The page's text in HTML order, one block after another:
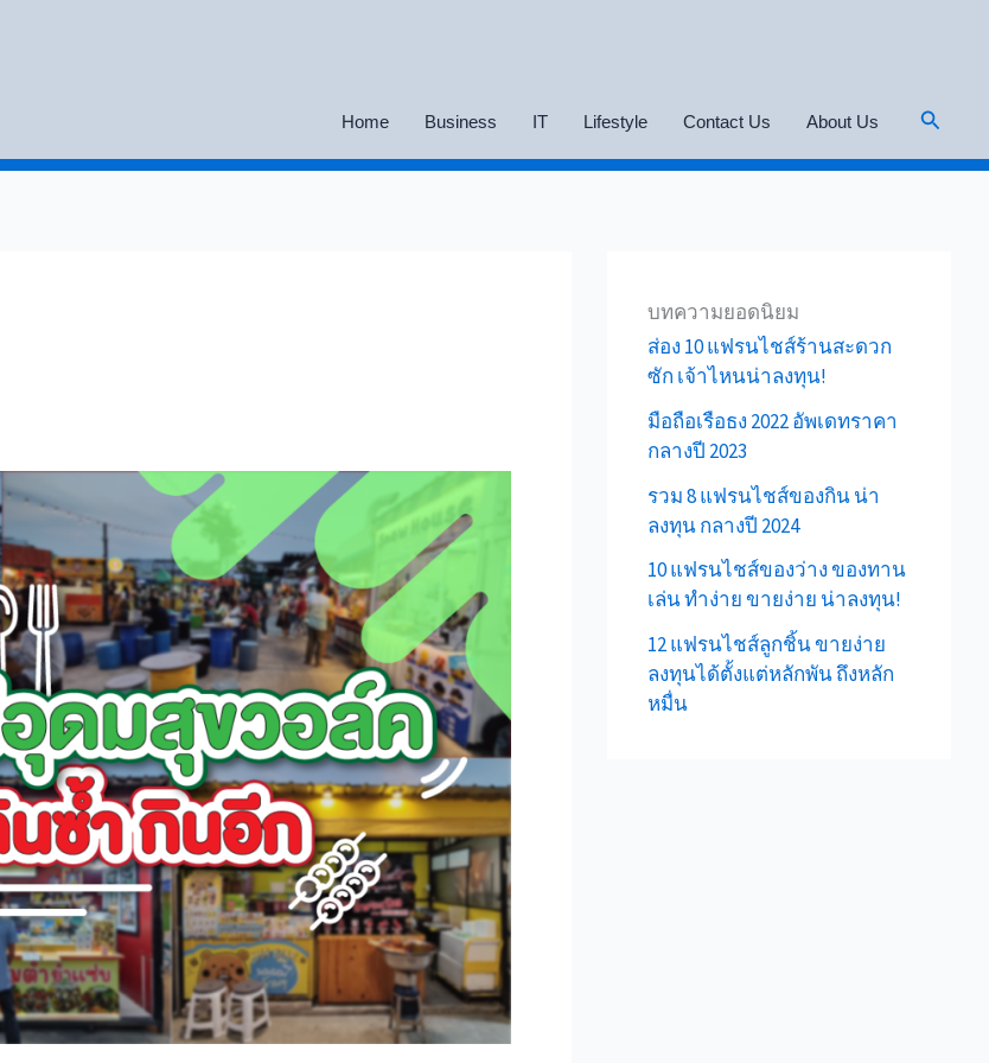
Home Business IT Lifestyle Contact Us About Us Search
บทความยอดนิยม
ส่อง 10 แฟรนไชส์ร้านสะดวก
ซัก เจ้าไหนน่าลงทุน!
มือถือเรือธง 2022 อัพเดทราคา
กลางปี 2023
รวม 8 แฟรนไชส์ของกิน น่า
ลงทุน กลางปี 2024
10 แฟรนไชส์ของว่าง ของทาน
เล่น ทำง่าย ขายง่าย น่าลงทุน!
12 แฟรนไชส์ลูกชิ้น ขายง่าย
ลงทุนได้ตั้งแต่หลักพัน ถึงหลัก
หมื่น